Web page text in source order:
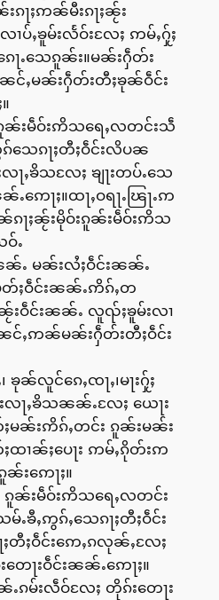
ၵႃႈဢၼ်မီးၵႃႈၼႂ်း
ပ်ႇၶူမ်းလႅဝ်းလႄႈ ဢမ်ႇႁႂ်ႈ
ေႃႉသေၵူၼ်း။မၼ်းႁဵတ်း
ႇမၼ်းႁဵတ်းတီႈၶုၼ်ဝဵင်း
ၼ်းမဵဝ်းဢိသရေႇလတင်းသဵ
သေၵႃႈတီႈဝဵင်းလိပၼ
လႃႇၶိသလႄႈ ၶျႃးတပ်ႉသေ
ဢေႃႈ။ထႃႇဝရႃႉၽြႃႉဢ
ၵႃႈၼႂ်းမိုဝ်းၵူၼ်းမဵဝ်းဢိသ
ႉ
မၼ်းလႆႈဝဵင်းၼၼ်ႉ
တ်ႈဝဵင်းၼၼ်ႉဢိၵ်ႇတ
ၼႂ်းဝဵင်းၼၼ်ႉ လူၺ်ႈၶူမ်းလၢ
င်ႇဢၼ်မၼ်းႁဵတ်းတီႈဝဵင်း
ၶုၼ်လူင်ၵေႇၸႃႇ၊မႃးႁႂ်ႈ
လႃႇၶိသၼၼ်ႉလႄႈ ယေႃး
မၼ်းဢိၵ်ႇတင်း ၵူၼ်းမၼ်း
ထၢၼ်ႈပေႃး ဢမ်ႇၵိုတ်းဢ
ၼ်းဢေႃႈ။
ၵူၼ်းမဵဝ်းဢိသရေႇလတင်း
ၶီႇဢွၵ်ႇသေၵႃႈတီႈဝဵင်း
ႈတီႈဝဵင်းဢေႇၵလုၼ်ႇလႄႈ
ေႃးဝဵင်းၼၼ်ႉဢေႃႈ။
ၵမ်းလဵဝ်လႄႈ တိုၵ်းတေႃး